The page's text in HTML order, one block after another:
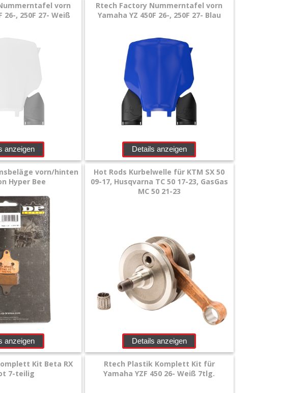
vorn
26-, 250F 27- Weiß
anzeigen
Rtech Factory Nummerntafel vorn
Yamaha YZ 450F 26-, 250F 27- Blau
Details anzeigen
vorn/hinten
Hyper Bee
anzeigen
Hot Rods Kurbelwelle für KTM SX 50
09-17, Husqvarna TC 50 17-23, GasGas
MC 50 21-23
Details anzeigen
Kit Beta RX
7-teilig
Rtech Plastik Komplett Kit für
Yamaha YZF 450 26- Weiß 7tlg.